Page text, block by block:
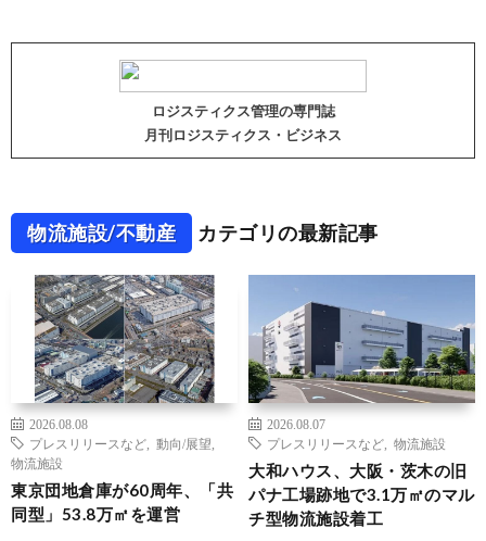
ロジスティクス管理の専門誌
月刊ロジスティクス・ビジネス
物流施設/不動産 カテゴリの最新記事
2026.08.08
プレスリリースなど
動向/展望
物流施設
東京団地倉庫が60周年、「共
同型」53.8万㎡を運営
2026.08.07
プレスリリースなど
物流施設
大和ハウス、大阪・茨木の旧
パナ工場跡地で3.1万㎡のマル
チ型物流施設着工